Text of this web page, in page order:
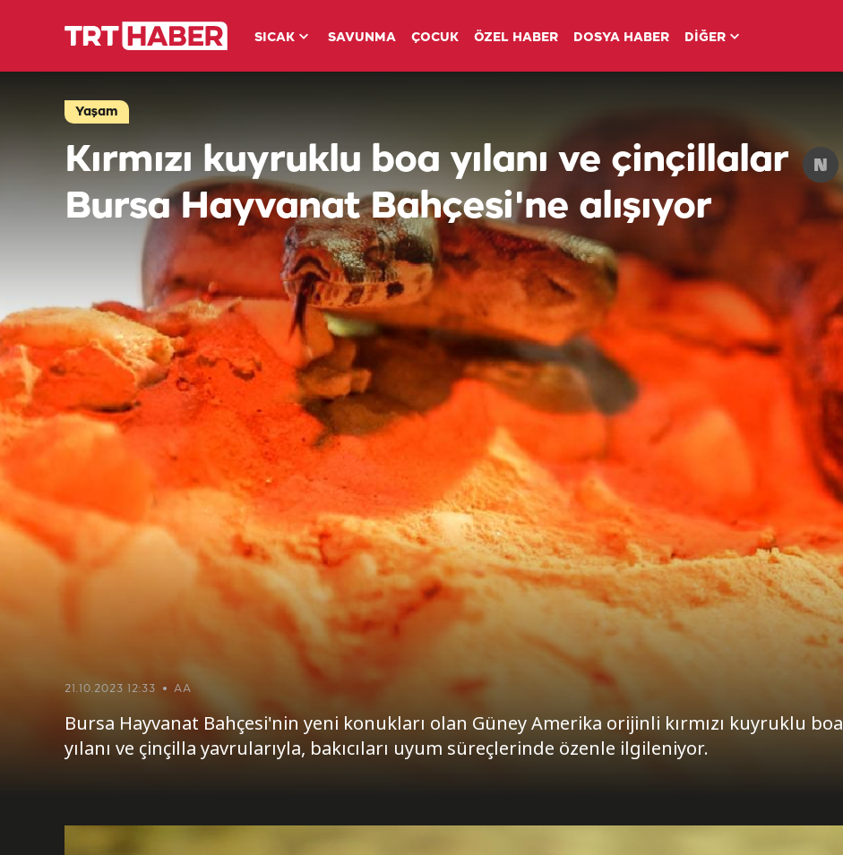
SICAK SAVUNMA ÇOCUK ÖZEL HABER DOSYA HABER DİĞER
Yaşam
Kırmızı kuyruklu boa yılanı ve çinçillalar
Bursa Hayvanat Bahçesi'ne alışıyor
21.10.2023 12:33 AA
Bursa Hayvanat Bahçesi'nin yeni konukları olan Güney Amerika orijinli kırmızı kuyruklu boa
yılanı ve çinçilla yavrularıyla, bakıcıları uyum süreçlerinde özenle ilgileniyor.